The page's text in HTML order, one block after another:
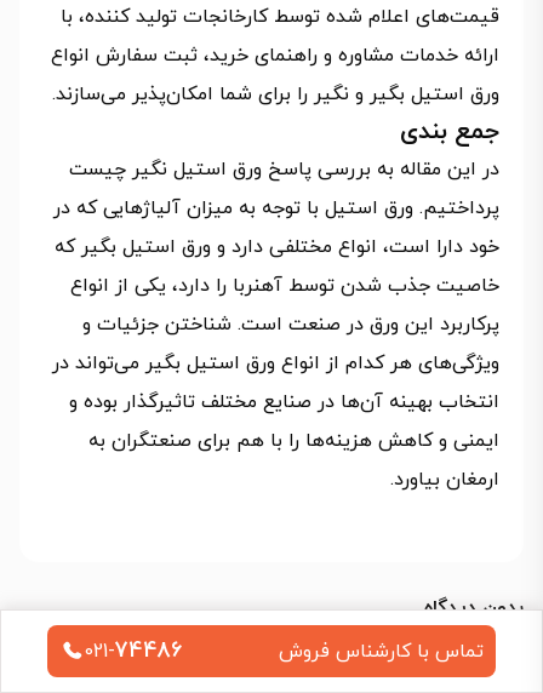
قیمت‌های اعلام شده توسط کارخانجات تولید کننده، با
ارائه خدمات مشاوره و راهنمای خرید، ثبت سفارش انواع
ورق استیل بگیر و نگیر را برای شما امکان‌پذیر می‌سازند.
جمع بندی
در این مقاله به بررسی پاسخ ورق استیل نگیر چیست
پرداختیم. ورق استیل با توجه به میزان آلیاژهایی که در
خود دارا است، انواع مختلفی دارد و ورق استیل بگیر که
خاصیت جذب شدن توسط آهنربا را دارد، یکی از انواع
پرکاربرد این ورق در صنعت است. شناختن جزئیات و
ویژگی‌های هر کدام از انواع ورق استیل بگیر می‌تواند در
انتخاب بهینه آن‌ها در صنایع مختلف تاثیرگذار بوده و
ایمنی و کاهش هزینه‌ها را با هم برای صنعتگران به
ارمغان بیاورد.
بدون دیدگاه
بحث درباره این مقاله را شما آغاز کنید!
تماس با کارشناس فروش 021-74486